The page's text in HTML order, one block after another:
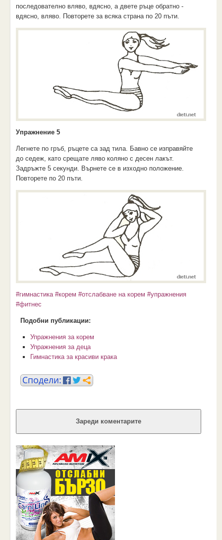
последователно вляво, вдясно, а двете ръце обратно -
вдясно, вляво. Повторете за всяка страна по 20 пъти.
Упражнение 5
Легнете по гръб, ръцете са зад тила. Бавно се изправяйте
до седеж, като срещате ляво коляно с десен лакът.
Задръжте 5 секунди. Върнете се в изходно положение.
Повторете по 20 пъти.
#гимнастика #корем #отслабване на корем #упражнения
#фитнес
Подобни публикации:
Упражнения за корем
Упражнения за деца
Гимнастика за красиви крака
Зареди коментарите